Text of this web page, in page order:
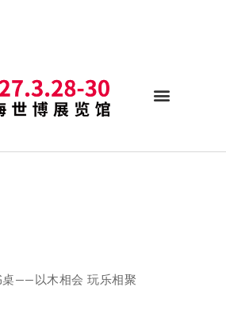
桌——以木相会 玩乐相聚